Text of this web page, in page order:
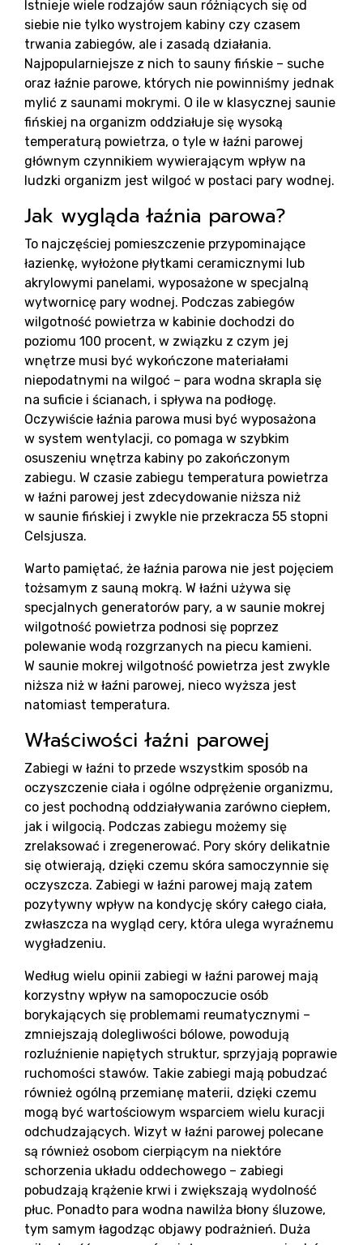
Istnieje wiele rodzajów saun różniących się od
siebie nie tylko wystrojem kabiny czy czasem
trwania zabiegów, ale i zasadą działania.
Najpopularniejsze z nich to sauny fińskie – suche
oraz łaźnie parowe, których nie powinniśmy jednak
mylić z saunami mokrymi. O ile w klasycznej saunie
fińskiej na organizm oddziałuje się wysoką
temperaturą powietrza, o tyle w łaźni parowej
głównym czynnikiem wywierającym wpływ na
ludzki organizm jest wilgoć w postaci pary wodnej.
Jak wygląda łaźnia parowa?
To najczęściej pomieszczenie przypominające
łazienkę, wyłożone płytkami ceramicznymi lub
akrylowymi panelami, wyposażone w specjalną
wytwornicę pary wodnej. Podczas zabiegów
wilgotność powietrza w kabinie dochodzi do
poziomu 100 procent, w związku z czym jej
wnętrze musi być wykończone materiałami
niepodatnymi na wilgoć – para wodna skrapla się
na suficie i ścianach, i spływa na podłogę.
Oczywiście łaźnia parowa musi być wyposażona
w system wentylacji, co pomaga w szybkim
osuszeniu wnętrza kabiny po zakończonym
zabiegu. W czasie zabiegu temperatura powietrza
w łaźni parowej jest zdecydowanie niższa niż
w saunie fińskiej i zwykle nie przekracza 55 stopni
Celsjusza.
Warto pamiętać, że łaźnia parowa nie jest pojęciem
tożsamym z sauną mokrą. W łaźni używa się
specjalnych generatorów pary, a w saunie mokrej
wilgotność powietrza podnosi się poprzez
polewanie wodą rozgrzanych na piecu kamieni.
W saunie mokrej wilgotność powietrza jest zwykle
niższa niż w łaźni parowej, nieco wyższa jest
natomiast temperatura.
Właściwości łaźni parowej
Zabiegi w łaźni to przede wszystkim sposób na
oczyszczenie ciała i ogólne odprężenie organizmu,
co jest pochodną oddziaływania zarówno ciepłem,
jak i wilgocią. Podczas zabiegu możemy się
zrelaksować i zregenerować. Pory skóry delikatnie
się otwierają, dzięki czemu skóra samoczynnie się
oczyszcza. Zabiegi w łaźni parowej mają zatem
pozytywny wpływ na kondycję skóry całego ciała,
zwłaszcza na wygląd cery, która ulega wyraźnemu
wygładzeniu.
Według wielu opinii zabiegi w łaźni parowej mają
korzystny wpływ na samopoczucie osób
borykających się problemami reumatycznymi –
zmniejszają dolegliwości bólowe, powodują
rozluźnienie napiętych struktur, sprzyjają poprawie
ruchomości stawów. Takie zabiegi mają pobudzać
również ogólną przemianę materii, dzięki czemu
mogą być wartościowym wsparciem wielu kuracji
odchudzających. Wizyt w łaźni parowej polecane
są również osobom cierpiącym na niektóre
schorzenia układu oddechowego – zabiegi
pobudzają krążenie krwi i zwiększają wydolność
płuc. Ponadto para wodna nawilża błony śluzowe,
tym samym łagodząc objawy podrażnień. Duża